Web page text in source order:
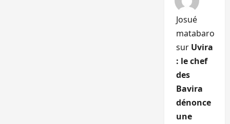
Josué
matabaro
sur Uvira
: le chef
des
Bavira
dénonce
une